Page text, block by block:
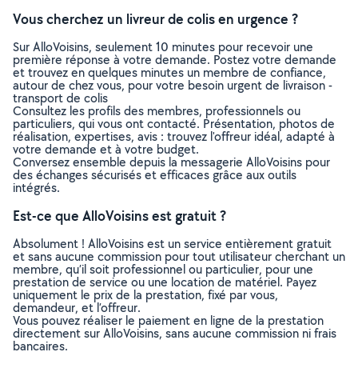
Vous cherchez un livreur de colis en urgence ?
Sur AlloVoisins, seulement 10 minutes pour recevoir une
première réponse à votre demande. Postez votre demande
et trouvez en quelques minutes un membre de confiance,
autour de chez vous, pour votre besoin urgent de livraison -
transport de colis
Consultez les profils des membres, professionnels ou
particuliers, qui vous ont contacté. Présentation, photos de
réalisation, expertises, avis : trouvez l'offreur idéal, adapté à
votre demande et à votre budget.
Conversez ensemble depuis la messagerie AlloVoisins pour
des échanges sécurisés et efficaces grâce aux outils
intégrés.
Est-ce que AlloVoisins est gratuit ?
Absolument ! AlloVoisins est un service entièrement gratuit
et sans aucune commission pour tout utilisateur cherchant un
membre, qu’il soit professionnel ou particulier, pour une
prestation de service ou une location de matériel. Payez
uniquement le prix de la prestation, fixé par vous,
demandeur, et l’offreur.
Vous pouvez réaliser le paiement en ligne de la prestation
directement sur AlloVoisins, sans aucune commission ni frais
bancaires.